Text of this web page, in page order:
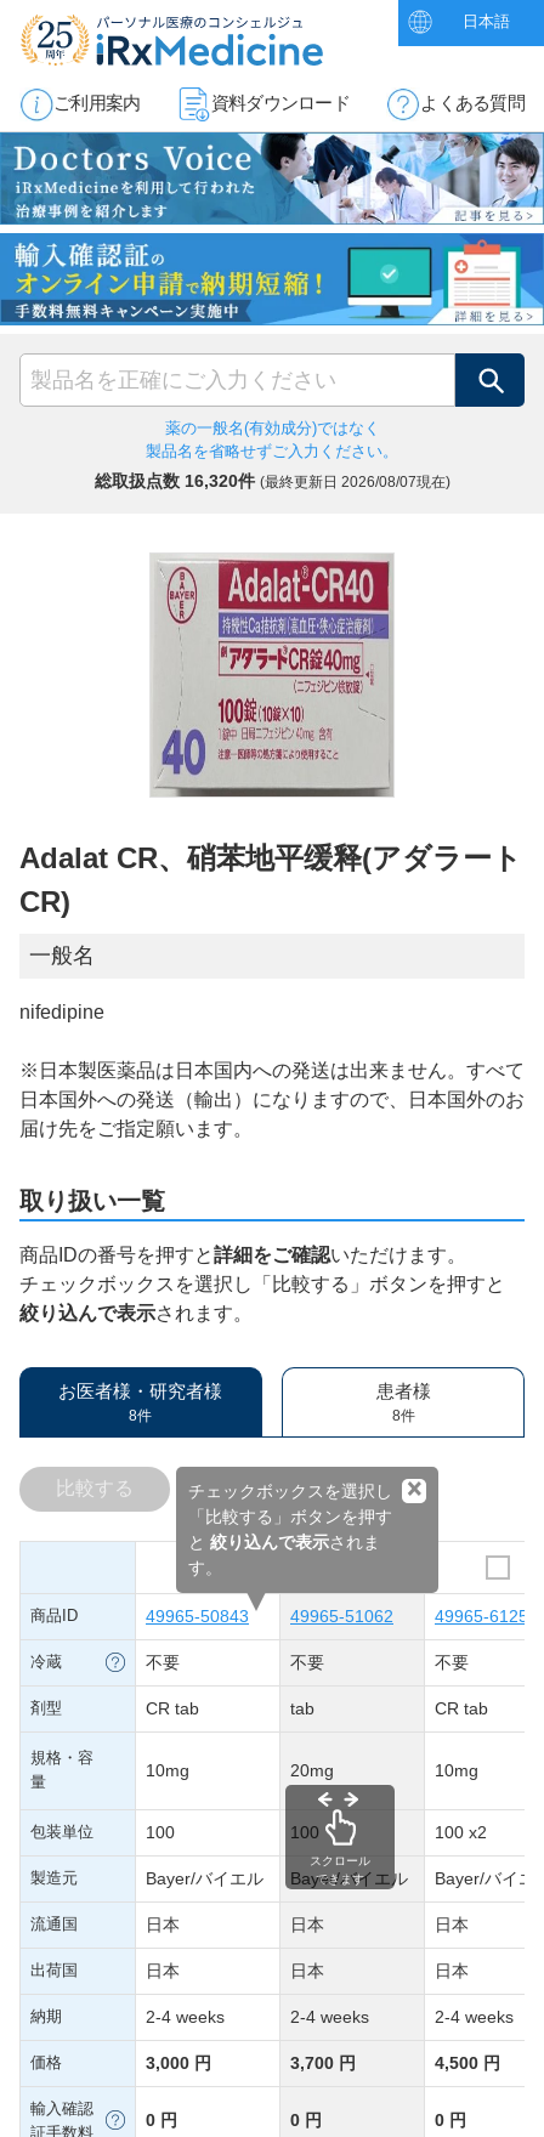
日本語
ご利用案内 資料ダウンロード よくある質問
検索
薬の一般名(有効成分)ではなく
製品名を省略せずご入力ください。
総取扱点数 16,320件 (最終更新日 2026/08/07現在)
Adalat CR、硝苯地平缓释(アダラート
CR)
一般名
nifedipine
※日本製医薬品は日本国内への発送は出来ません。すべて
日本国外への発送（輸出）になりますので、日本国外のお
届け先をご指定願います。
取り扱い一覧
商品IDの番号を押すと詳細をご確認いただけます。
チェックボックスを選択し「比較する」ボタンを押すと
絞り込んで表示されます。
お医者様・研究者様
8件
患者様
8件
チェックボックスを選択し
「比較する」ボタンを押す
と 絞り込んで表示されま
す。
×
比較する
商品ID 49965-50843 49965-51062 49965-61253
冷蔵 不要 不要 不要
剤型 CR tab tab CR tab
規格・容
量
10mg 20mg 10mg
包装単位 100 100 100 x2
製造元 Bayer/バイエル Bayer/バイエル Bayer/バイエ
流通国 日本 日本 日本
出荷国 日本 日本 日本
納期 2-4 weeks 2-4 weeks 2-4 weeks
価格 3,000 円 3,700 円 4,500 円
輸入確認
証手数料
0 円 0 円 0 円
スクロール
できます